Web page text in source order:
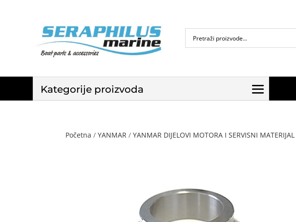
Kategorije proizvoda
Početna /YANMAR /YANMAR DIJELOVI MOTORA I SERVISNI MATERIJAL